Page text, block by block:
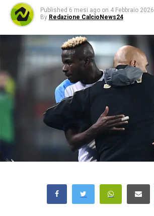
Published 6 mesi ago on 4 Febbraio 2026
By Redazione CalcioNews24